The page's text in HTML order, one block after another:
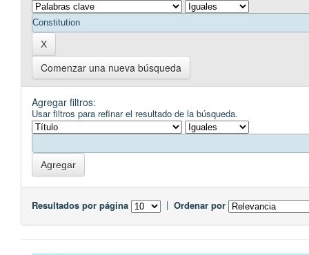
Comenzar una nueva búsqueda
Agregar filtros:
Usar filtros para refinar el resultado de la búsqueda.
Resultados por página | Ordenar por